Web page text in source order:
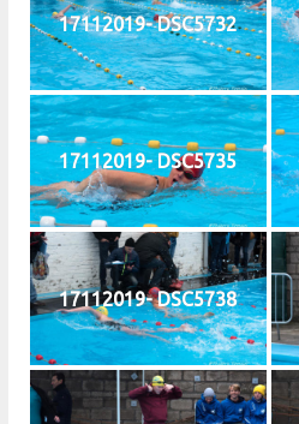
17112019- DSC5732
17112019- DSC5735
17112019- DSC5738